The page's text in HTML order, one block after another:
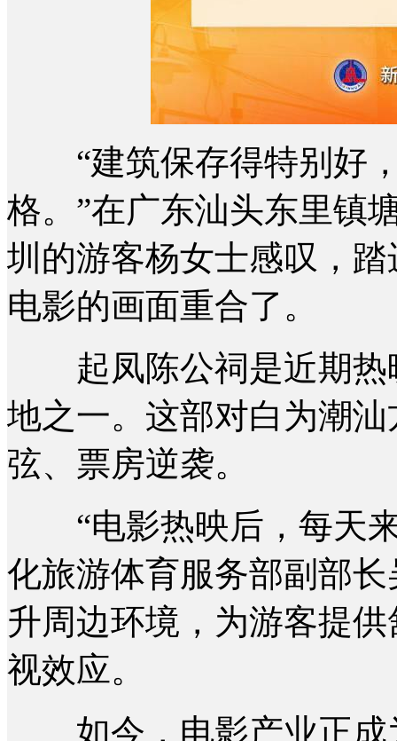
“建筑保存得特别好，
格。”在广东汕头东里镇
圳的游客杨女士感叹，
电影的画面重合了。
起凤陈公祠是近期热
地之一。这部对白为潮
弦、票房逆袭。
“电影热映后，每天来
化旅游体育服务部副部
升周边环境，为游客提
视效应。
如今，电影产业正成